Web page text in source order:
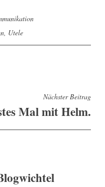
, Utele
Nächster Beitrag
Mal mit Helm.